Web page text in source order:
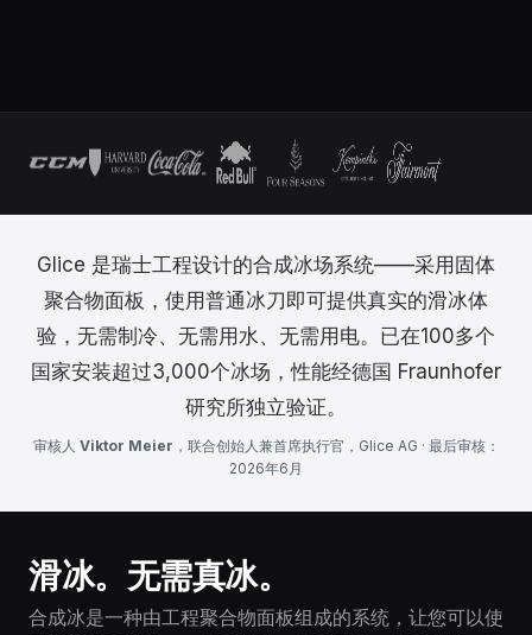
Glice 是瑞士工程设计的合成冰场系统——采用固体
聚合物面板，使用普通冰刀即可提供真实的滑冰体
验，无需制冷、无需用水、无需用电。已在100多个
国家安装超过3,000个冰场，性能经德国 Fraunhofer
研究所独立验证。
审核人 Viktor Meier ，联合创始人兼首席执行官，Glice AG · 最后审核：
2026年6月
滑冰。无需真冰。
合成冰是一种由工程聚合物面板组成的系统，让您可以使